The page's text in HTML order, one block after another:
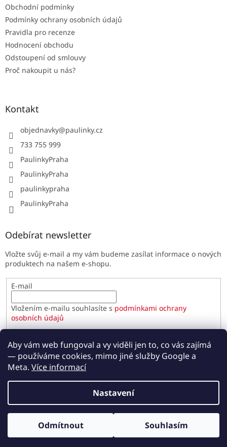
Aby vám web fungoval a vy viděli jen to, co vás zajímá
— používáme cookies, mimo jiné služby Google a
Meta. Více informací
Nastavení
Odmítnout Souhlasím
Obchodní podmínky
Podmínky ochrany osobních údajů
Pravidla pro recenze
Hodnocení obchodu
Odstoupení od smlouvy
Proč nakoupit u nás?
Kontakt
objednavky@paulinky.cz
733 755 999
PaulinkyPraha
PaulinkyPraha
paulinkypraha
PaulinkyPraha
Odebírat newsletter
Vložte svůj e-mail a my vám budeme zasílat informace o nových
produktech na našem e-shopu.
E-mail
Vložením e-mailu souhlasíte s podmínkami ochrany
osobních údajů
PŘIHLÁSIT SE
Paulínky.cz. Všechna práva vyhrazena.
Upravit nastavení cookies
Odběr novinek